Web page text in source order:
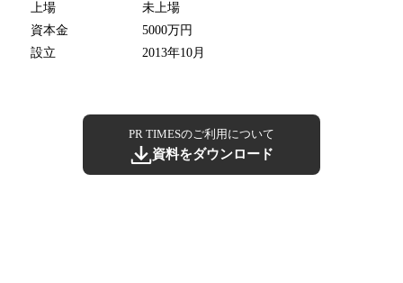
上場
未上場
資本金
5000万円
設立
2013年10月
PR TIMESのご利用について
資料をダウンロード